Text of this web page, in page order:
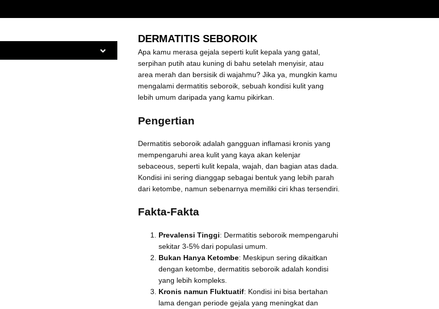
DERMATITIS SEBOROIK
Apa kamu merasa gejala seperti kulit kepala yang gatal,
serpihan putih atau kuning di bahu setelah menyisir, atau
area merah dan bersisik di wajahmu? Jika ya, mungkin kamu
mengalami dermatitis seboroik, sebuah kondisi kulit yang
lebih umum daripada yang kamu pikirkan.
Pengertian
Dermatitis seboroik adalah gangguan inflamasi kronis yang
mempengaruhi area kulit yang kaya akan kelenjar
sebaceous, seperti kulit kepala, wajah, dan bagian atas dada.
Kondisi ini sering dianggap sebagai bentuk yang lebih parah
dari ketombe, namun sebenarnya memiliki ciri khas tersendiri.
Fakta-Fakta
Prevalensi Tinggi: Dermatitis seboroik mempengaruhi
sekitar 3-5% dari populasi umum.
Bukan Hanya Ketombe: Meskipun sering dikaitkan
dengan ketombe, dermatitis seboroik adalah kondisi
yang lebih kompleks.
Kronis namun Fluktuatif: Kondisi ini bisa bertahan
lama dengan periode gejala yang meningkat dan